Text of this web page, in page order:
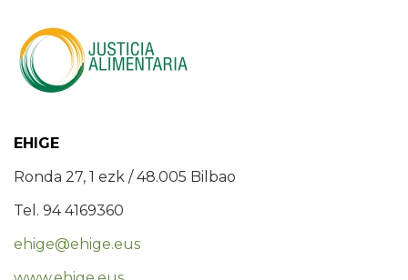
EHIGE
Ronda 27, 1 ezk / 48.005 Bilbao
Tel. 94 4169360
ehige@ehige.eus